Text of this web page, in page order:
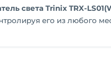
света Trinix TRX-
его из любого